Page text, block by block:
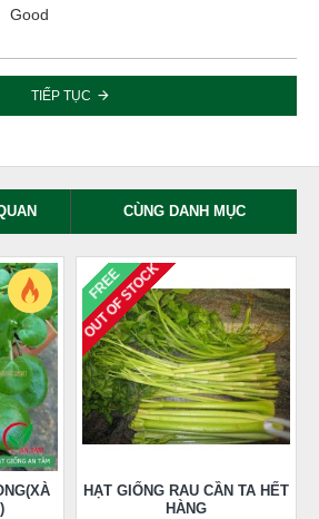
Good
TIẾP TỤC
CÙNG DANH MỤC
FREE
OUT OF STOCK
HẠT GIỐNG RAU CẦN TA HẾT
HÀNG